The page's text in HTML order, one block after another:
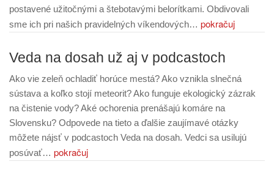
postavené užitočnými a štebotavými belorítkami. Obdivovali
sme ich pri našich pravidelných víkendových… pokračuj
Veda na dosah už aj v podcastoch
Ako vie zeleň ochladiť horúce mestá? Ako vznikla slnečná
sústava a koľko stojí meteorit? Ako funguje ekologický zázrak
na čistenie vody? Aké ochorenia prenášajú komáre na
Slovensku? Odpovede na tieto a ďalšie zaujímavé otázky
môžete nájsť v podcastoch Veda na dosah. Vedci sa usilujú
posúvať… pokračuj